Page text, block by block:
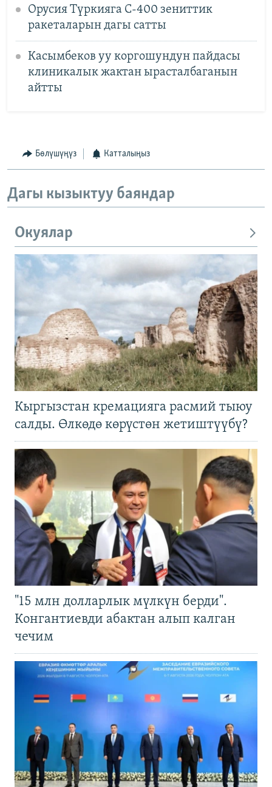
Орусия Түркияга С-400 зениттик
ракеталарын дагы сатты
Касымбеков уу коргошундун пайдасы
клиникалык жактан ырасталбаганын
айтты
Бөлүшүңүз Катталыңыз
Дагы кызыктуу баяндар
Окуялар
Кыргызстан кремацияга расмий тыюу
салды. Өлкөдө көрүстөн жетиштүүбү?
"15 млн долларлык мүлкүн берди".
Конгантиевди абактан алып калган
чечим